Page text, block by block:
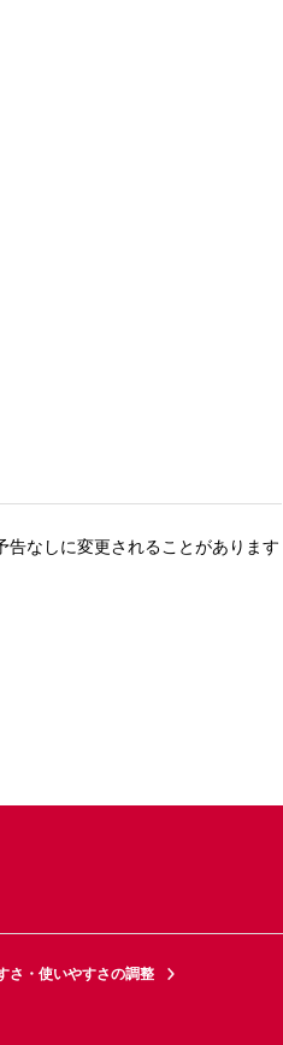
なしに変更されることがあります
さ・使いやすさの調整